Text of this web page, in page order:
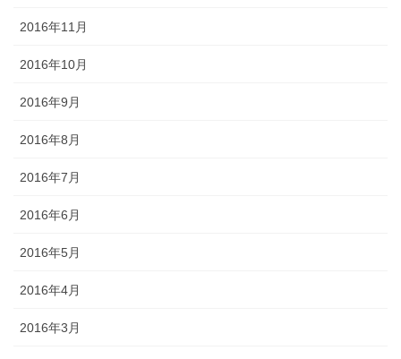
2016年11月
2016年10月
2016年9月
2016年8月
2016年7月
2016年6月
2016年5月
2016年4月
2016年3月